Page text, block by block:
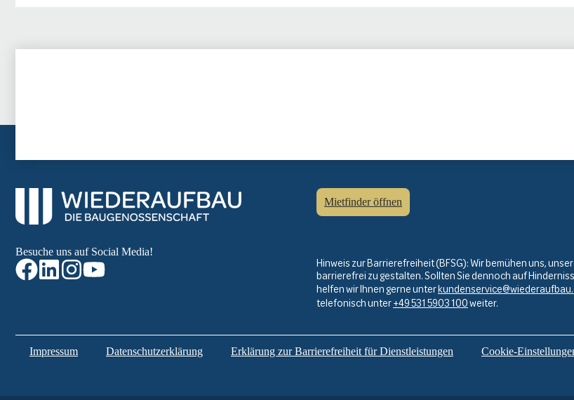
Mietfinder öffnen
Besuche uns auf Social Media!
Hinweis zur Barrierefreiheit (BFSG): Wir bemühen uns,
barrierefrei zu gestalten. Sollten Sie dennoch auf
helfen wir Ihnen gerne unter
telefonisch unter+49 531 5903 100weiter.
Impressum Datenschutzerklärung Erklärung zur Barrierefreiheit für Dienstleistungen Cookie-